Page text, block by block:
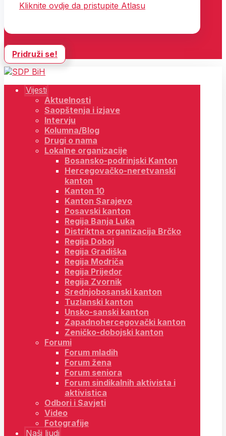
Kliknite ovdje da pristupite Atlasu
Pridruži se!
Vijesti
Aktuelnosti
Saopštenja i izjave
Intervju
Kolumna/Blog
Drugi o nama
Lokalne organizacije
Bosansko-podrinjski Kanton
Hercegovačko-neretvanski
kanton
Kanton 10
Kanton Sarajevo
Posavski kanton
Regija Banja Luka
Distriktna organizacija Brčko
Regija Doboj
Regija Gradiška
Regija Modriča
Regija Prijedor
Regija Zvornik
Srednjobosanski kanton
Tuzlanski kanton
Unsko-sanski kanton
Zapadnohercegovački kanton
Zeničko-dobojski kanton
Forumi
Forum mladih
Forum žena
Forum seniora
Forum sindikalnih aktivista i
aktivistica
Odbori i Savjeti
Video
Fotografije
Naši ljudi